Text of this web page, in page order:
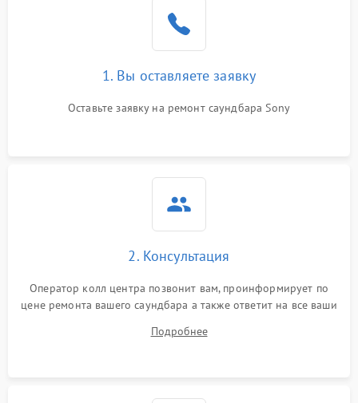
500 ₽
Проблемы с зарядкой
1000 ₽ Подробнее →
500 ₽
1000 ₽
индикаторов
500 ₽ Подробнее →
2000 ₽
1. Вы оставляете заявку
Оставьте заявку на ремонт саундбара Sony
2. Консультация
Оператор колл центра позвонит вам, проинформирует по
цене ремонта вашего саундбара а также ответит на все ваши
Подробнее